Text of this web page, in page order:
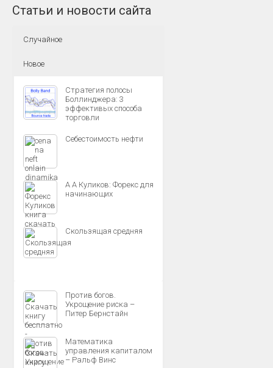
Статьи и новости сайта
Случайное
Новое
Стратегия полосы
Боллинджера: 3
эффективых способа
торговли
Себестоимость нефти
А А Куликов: Форекс для
начинающих
Скользящая средняя
Против богов.
Укрощение риска –
Питер Бернстайн
Математика
управления капиталом
– Ральф Винс